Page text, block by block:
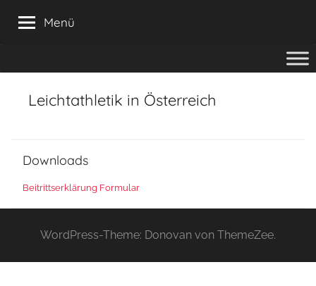
Inhalt
springen
Menü
Leichtathletik in Österreich
Downloads
Beitrittserklärung Formular
WordPress-Theme: Donovan von ThemeZee.